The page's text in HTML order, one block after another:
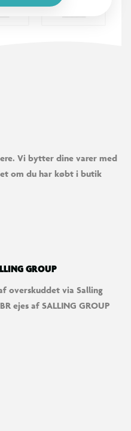
Vi bytter dine varer med
om du har købt i butik
GROUP
overskuddet via Salling
ejes af SALLING GROUP